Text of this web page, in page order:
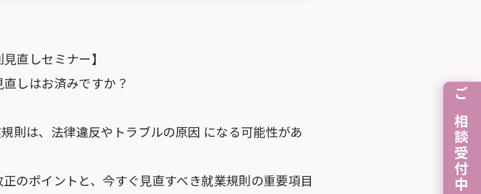
ご相談受付中
直しセミナー】
しはお済みですか？
則は、法律違反やトラブルの原因 になる可能性があ
のポイントと、今すぐ見直すべき就業規則の重要項目